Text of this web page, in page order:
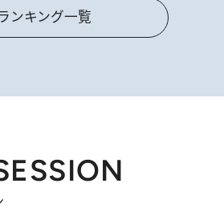
ンキング一覧